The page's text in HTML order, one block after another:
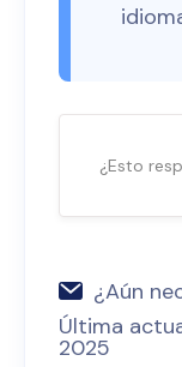
¿Esto
¿Aún
Última
2025